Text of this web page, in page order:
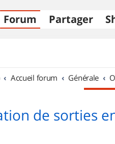
Forum Partager
Accueil forum Générale
de sorties